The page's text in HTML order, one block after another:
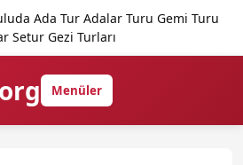
Ada Tur Adalar Turu Gemi Turu
Setur Gezi Turları
Menüler